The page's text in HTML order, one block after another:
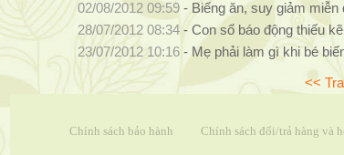
02/08/2012 09:59- Biếng ăn, suy giảm
28/07/2012 08:34- Con số báo động thiếu
23/07/2012 10:16- Mẹ phải làm gì khi bé
<<
Chính sách bảo hành Chính sách đổi/trả hàng và